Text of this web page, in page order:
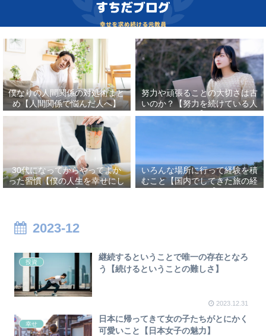
僕なりの人間関係の対処術まと
め【人間関係で悩んだ人へ】
努力や頑張ることの大切さは古
いのか？【努力を続けている人
へ】
30代になってからやってよか
った習慣【僕の人生を幸せにし
たこと】
いろんな場所に行って経験を積
むこと【国内でしてきた旅の経
験まとめ】
2023-12
投資
継続するということで唯一の存在となろ
う【続けるということの難しさ】
2023.12.31
幸せ
日本に帰ってきて女の子たちがとにかく
可愛いこと【日本女子の魅力】